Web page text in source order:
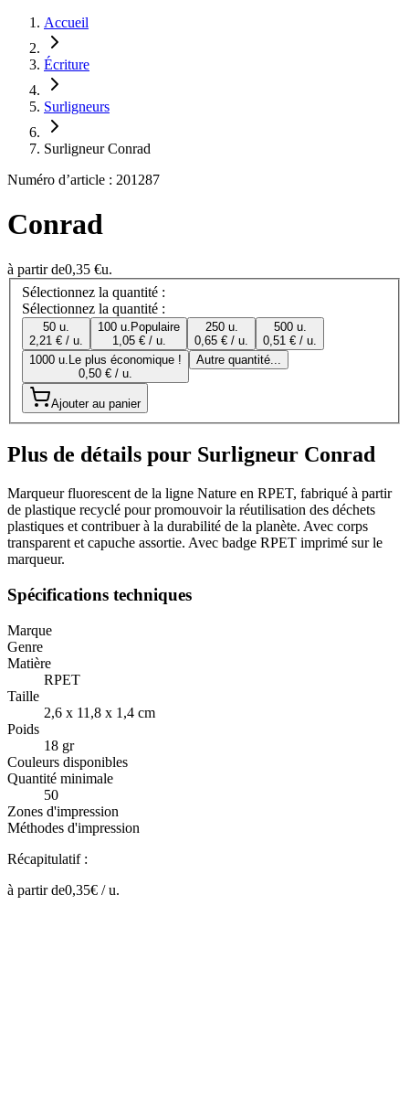
Accueil
Écriture
Surligneurs
Surligneur Conrad
Numéro d’article : 201287
Conrad
à partir de0,35 €u.
Sélectionnez la quantité :
Sélectionnez la quantité :
50 u.
2,21 € / u.
100 u. Populaire
1,05 € / u.
250 u.
0,65 € / u.
500 u.
0,51 € / u.
1000 u. Le plus économique !
0,50 € / u.
Autre quantité...
Ajouter au panier
Plus de détails pour Surligneur Conrad
Marqueur fluorescent de la ligne Nature en RPET, fabriqué à partir
de plastique recyclé pour promouvoir la réutilisation des déchets
plastiques et contribuer à la durabilité de la planète. Avec corps
transparent et capuche assortie. Avec badge RPET imprimé sur le
marqueur.
Spécifications techniques
Marque
Genre
Matière
RPET
Taille
2,6 x 11,8 x 1,4 cm
Poids
18 gr
Couleurs disponibles
Quantité minimale
50
Zones d'impression
Méthodes d'impression
Récapitulatif :
à partir de0,35€ /u.